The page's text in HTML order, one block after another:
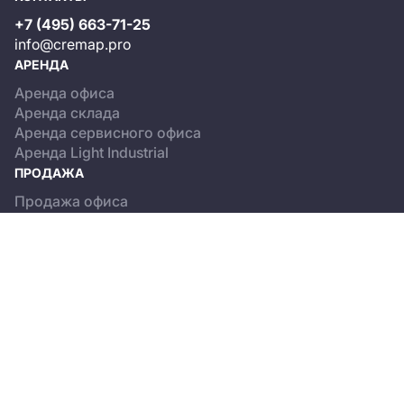
+7 (495) 663-71-25
info@cremap.pro
АРЕНДА
Аренда офиса
Аренда склада
Аренда сервисного офиса
Аренда Light Industrial
ПРОДАЖА
Продажа офиса